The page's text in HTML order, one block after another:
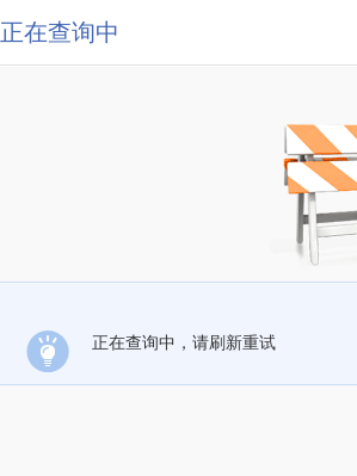
正在查询中
正在查询中，请刷新重试